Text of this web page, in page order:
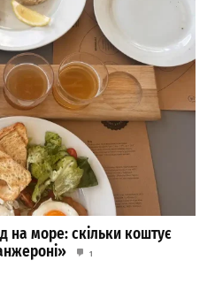
на море: скільки коштує
1